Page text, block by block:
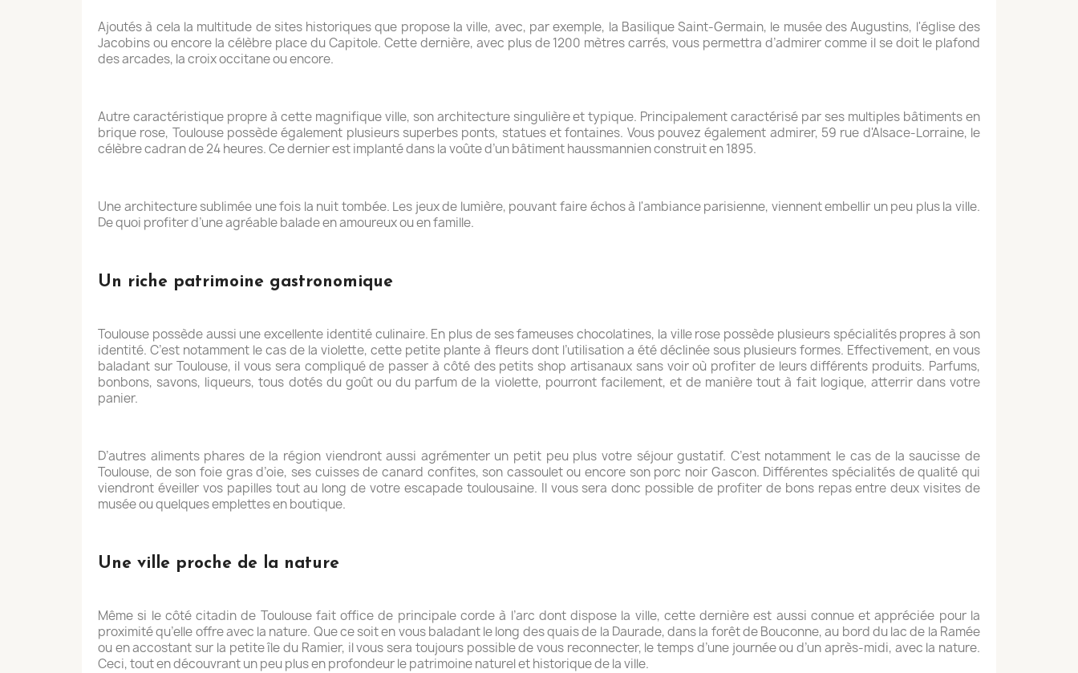
Ajoutés à cela la multitude de sites historiques que propose la ville, avec, par exemple, la Basilique Saint-Germain, le musée des Augustins, l'église des
Jacobins ou encore la célèbre place du Capitole. Cette dernière, avec plus de 1200 mètres carrés, vous permettra d’admirer comme il se doit le plafond
des arcades, la croix occitane ou encore.
Autre caractéristique propre à cette magnifique ville, son architecture singulière et typique. Principalement caractérisé par ses multiples bâtiments en
brique rose, Toulouse possède également plusieurs superbes ponts, statues et fontaines. Vous pouvez également admirer, 59 rue d'Alsace-Lorraine, le
célèbre cadran de 24 heures. Ce dernier est implanté dans la voûte d’un bâtiment haussmannien construit en 1895.
Une architecture sublimée une fois la nuit tombée. Les jeux de lumière, pouvant faire échos à l'ambiance parisienne, viennent embellir un peu plus la ville.
De quoi profiter d’une agréable balade en amoureux ou en famille.
Un riche patrimoine gastronomique
Toulouse possède aussi une excellente identité culinaire. En plus de ses fameuses chocolatines, la ville rose possède plusieurs spécialités propres à son
identité. C’est notamment le cas de la violette, cette petite plante à fleurs dont l’utilisation a été déclinée sous plusieurs formes. Effectivement, en vous
baladant sur Toulouse, il vous sera compliqué de passer à côté des petits shop artisanaux sans voir où profiter de leurs différents produits. Parfums,
bonbons, savons, liqueurs, tous dotés du goût ou du parfum de la violette, pourront facilement, et de manière tout à fait logique, atterrir dans votre
panier.
D’autres aliments phares de la région viendront aussi agrémenter un petit peu plus votre séjour gustatif. C’est notamment le cas de la saucisse de
Toulouse, de son foie gras d’oie, ses cuisses de canard confites, son cassoulet ou encore son porc noir Gascon. Différentes spécialités de qualité qui
viendront éveiller vos papilles tout au long de votre escapade toulousaine. Il vous sera donc possible de profiter de bons repas entre deux visites de
musée ou quelques emplettes en boutique.
Une ville proche de la nature
Même si le côté citadin de Toulouse fait office de principale corde à l’arc dont dispose la ville, cette dernière est aussi connue et appréciée pour la
proximité qu’elle offre avec la nature. Que ce soit en vous baladant le long des quais de la Daurade, dans la forêt de Bouconne, au bord du lac de la Ramée
ou en accostant sur la petite île du Ramier, il vous sera toujours possible de vous reconnecter, le temps d’une journée ou d’un après-midi, avec la nature.
Ceci, tout en découvrant un peu plus en profondeur le patrimoine naturel et historique de la ville.